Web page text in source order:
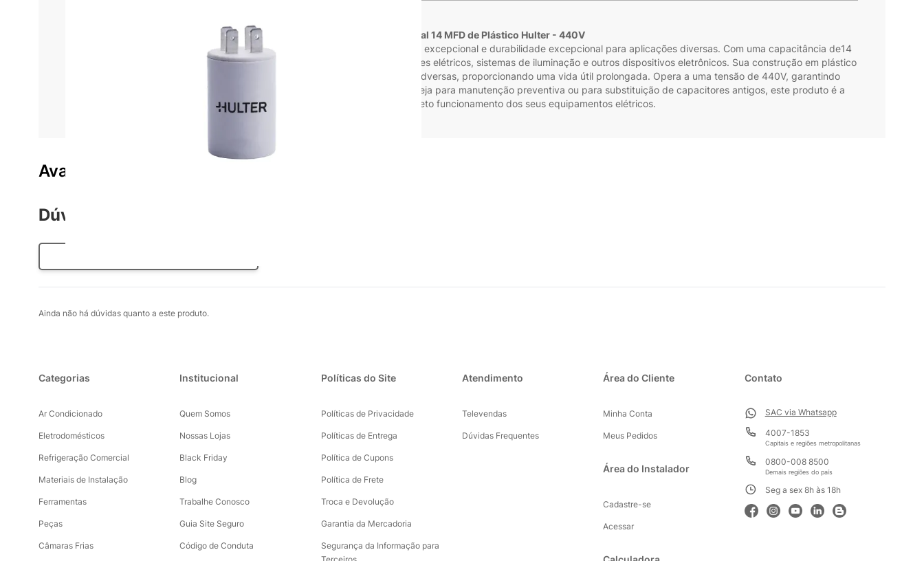
Capacitor Terminal 14 MFD de Plástico Hulter - 440V
Projetado com a mais alta qualidade, este capacitor oferece um desempenho excepcional e durabilidade excepcional para aplicações diversas. Com uma capacitância de14
microfarads, este componente é ideal para otimizar o funcionamento de motores elétricos, sistemas de iluminação e outros dispositivos eletrônicos. Sua construção em plástico
assegura resistência a impactos e proteção contra condições ambientais adversas, proporcionando uma vida útil prolongada. Opera a uma tensão de 440V, garantindo
estabilidade e segurança em diversas aplicações industriais e comerciais. Seja para manutenção preventiva ou para substituição de capacitores antigos, este produto é a
escolha certa para garantir o correto funcionamento dos seus equipamentos elétricos.
Avaliações do produto
Dúvidas sobre o Produto
Ainda não há dúvidas quanto a este produto.
Categorias
Ar Condicionado
Eletrodomésticos
Refrigeração Comercial
Materiais de Instalação
Ferramentas
Peças
Câmaras Frias
Institucional
Quem Somos
Nossas Lojas
Black Friday
Blog
Trabalhe Conosco
Guia Site Seguro
Código de Conduta
Políticas do Site
Políticas de Privacidade
Políticas de Entrega
Política de Cupons
Política de Frete
Troca e Devolução
Garantia da Mercadoria
Segurança da Informação para
Atendimento
Televendas
Dúvidas Frequentes
Área do Cliente
Minha Conta
Meus Pedidos
Área do Instalador
Cadastre-se
Acessar
Contato
SAC via Whatsapp
4007-1853
Capitais e regiões metropolitanas
0800-008 8500
Demais regiões do país
Seg a sex 8h às 18h